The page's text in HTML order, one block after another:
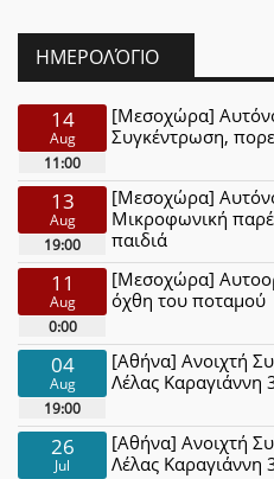
ΗΜΕΡΟΛΌΓΙΟ
14
Aug
11:00
[Μεσοχώρα]
Συγκέντρωση,
13
Aug
19:00
[Μεσοχώρα]
Μικροφωνική
παιδιά
11
Aug
0:00
[Μεσοχώρα]
όχθη του ποταμού
04
Aug
19:00
[Αθήνα] Ανοιχτή
Λέλας Καραγιάννη
26
Jul
[Αθήνα] Ανοιχτή
Λέλας Καραγιάννη